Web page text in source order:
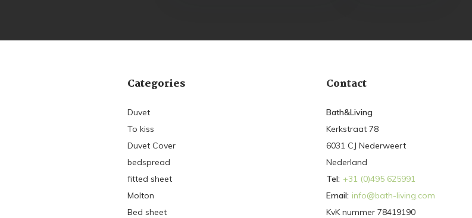
Categories
Duvet
To kiss
Duvet Cover
bedspread
fitted sheet
Molton
Bed sheet
Contact
Bath&Living
Kerkstraat 78
6031 CJ Nederweert
Nederland
Tel: +31 (0)495 625991
Email: info@bath-living.com
KvK nummer 78419190